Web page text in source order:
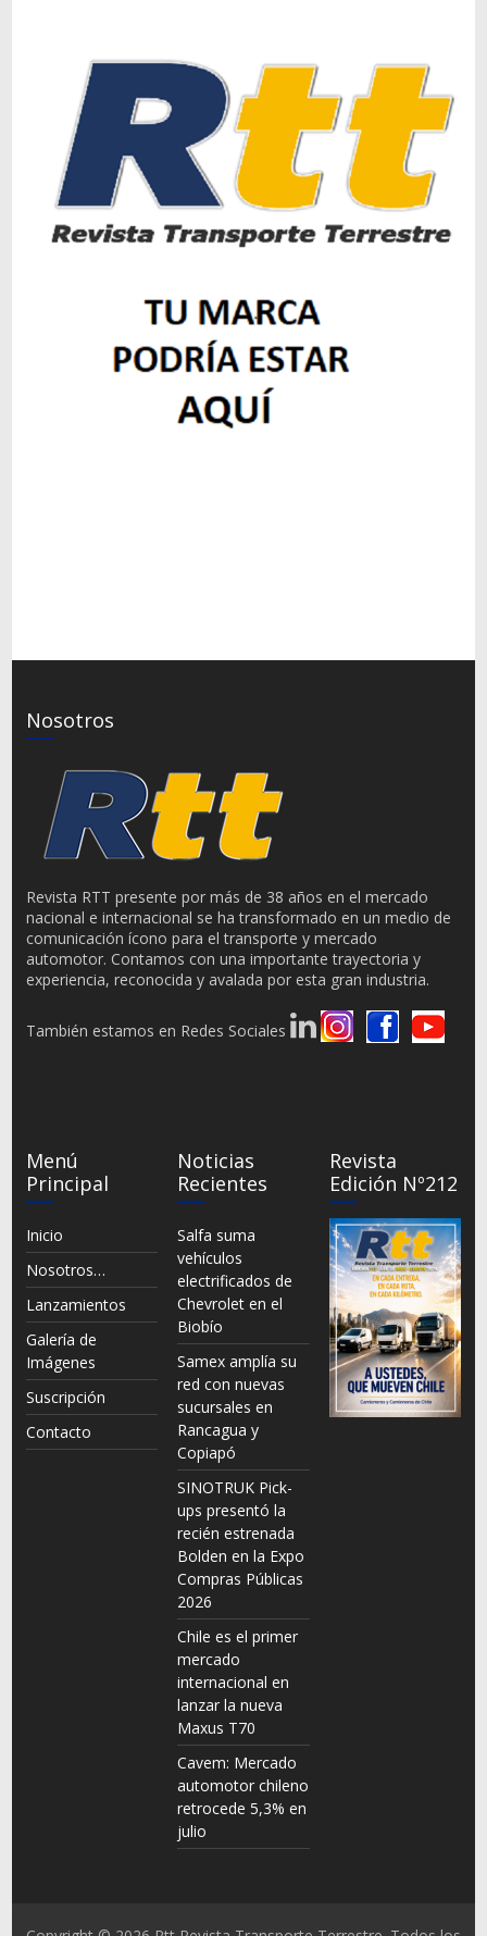
Nosotros
Revista RTT presente por más de 38 años en el mercado
nacional e internacional se ha transformado en un medio de
comunicación ícono para el transporte y mercado
automotor. Contamos con una importante trayectoria y
experiencia, reconocida y avalada por esta gran industria.
También estamos en Redes Sociales
Menú
Principal
Inicio
Nosotros…
Lanzamientos
Galería de
Imágenes
Suscripción
Contacto
Noticias
Recientes
Salfa suma
vehículos
electrificados de
Chevrolet en el
Biobío
Samex amplía su
red con nuevas
sucursales en
Rancagua y
Copiapó
SINOTRUK Pick-
ups presentó la
recién estrenada
Bolden en la Expo
Compras Públicas
2026
Chile es el primer
mercado
internacional en
lanzar la nueva
Maxus T70
Cavem: Mercado
automotor chileno
retrocede 5,3% en
julio
Revista
Edición Nº212